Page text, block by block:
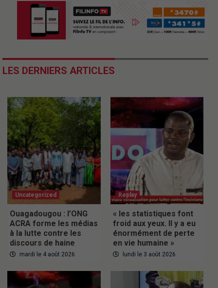
LES DERNIERS ARTICLES
Uncategorized
Ouagadougou : l’ONG
ACRA forme les médias
à la lutte contre les
discours de haine
mardi le 4 août 2026
Replay
« les statistiques font
froid aux yeux. Il y a eu
énormément de perte
en vie humaine »
lundi le 3 août 2026